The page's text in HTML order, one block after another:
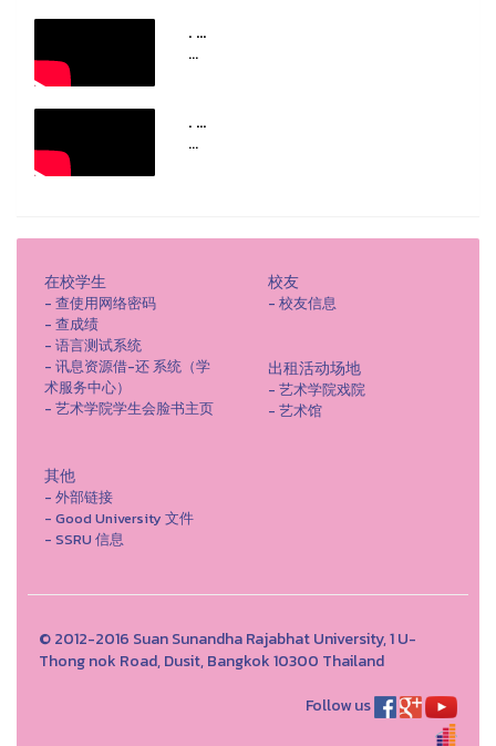
. ...
...
. ...
...
在校学生
- 查使用网络密码
- 查成绩
- 语言测试系统
- 讯息资源借-还 系统（学
术服务中心）
- 艺术学院学生会脸书主页
校友
- 校友信息
出租活动场地
- 艺术学院戏院
- 艺术馆
其他
- 外部链接
- Good University 文件
- SSRU 信息
© 2012-2016 Suan Sunandha Rajabhat University, 1 U-
Thong nok Road, Dusit, Bangkok 10300 Thailand
Follow us